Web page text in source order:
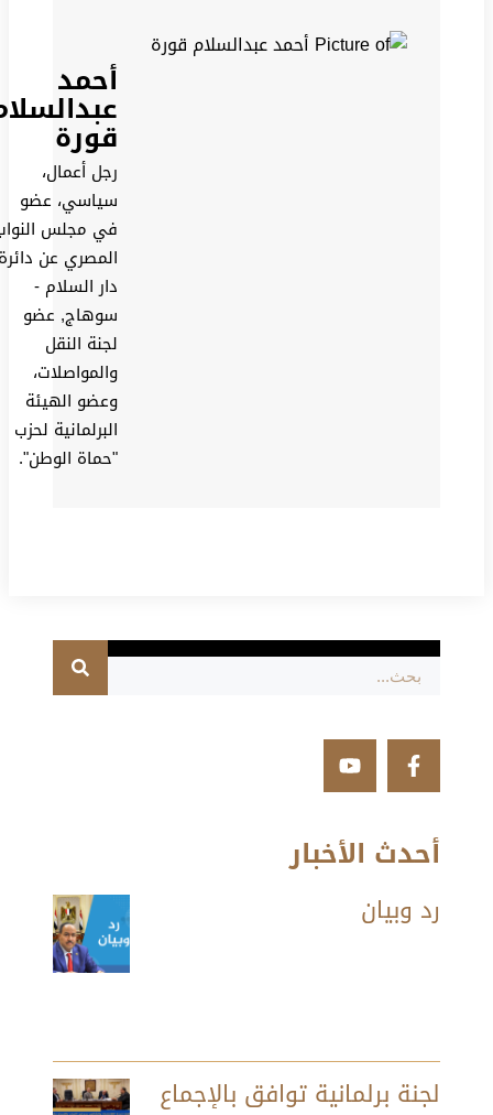
أحمد
عبدالسلام
قورة
رجل أعمال،
سياسي، عضو
في مجلس النواب
المصري عن دائرة
دار السلام -
سوهاج, عضو
لجنة النقل
والمواصلات،
وعضو الهيئة
البرلمانية لحزب
"حماة الوطن".
أحدث الأخبار
رد وبيان
لجنة برلمانية توافق بالإجماع